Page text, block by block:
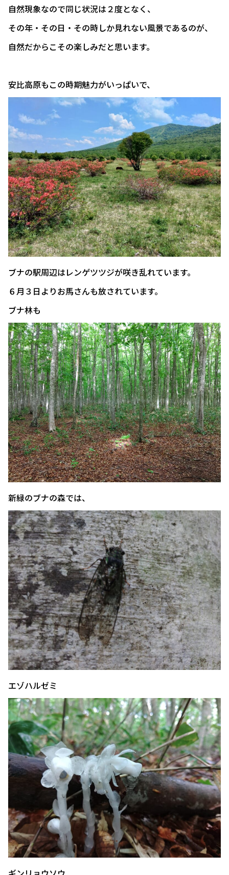
自然現象なので同じ状況は２度となく、
その年・その日・その時しか見れない風景であるのが、
自然だからこその楽しみだと思います。
安比高原もこの時期魅力がいっぱいで、
ブナの駅周辺はレンゲツツジが咲き乱れています。
６月３日よりお馬さんも放されています。
ブナ林も
新緑のブナの森では、
エゾハルゼミ